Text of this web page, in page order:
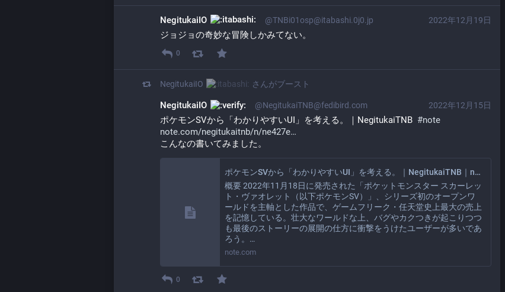
2022年12月19日
NegitukaiIO @TNBi01osp@itabashi.0j0.jp
ジョジョの奇妙な冒険しかみてない。
0
NegitukaiIO さんがブースト
2022年12月15日
NegitukaiIO @NegitukaiTNB@fedibird.com
ポケモンSVから「わかりやすいUI」を考える。｜NegitukaiTNB #note
note.com/negitukaitnb/n/ne427e
こんなの書いてみました。
ポケモンSVから「わかりやすいUI」を考える。｜NegitukaiTNB｜note
概要 2022年11月18日に発売された「ポケットモンスター スカーレッ
ト・ヴァオレット（以下ポケモンSV）」、シリーズ初のオープンワ
ールドを主軸とした作品で、ゲームフリーク・任天堂史上最大の売上
を記憶している。壮大なワールドな上、バグやカクつきが起こりつつ
も最後のストーリーの展開の仕方に衝撃をうけたユーザーが多いであ
ろう。…
note.com
0